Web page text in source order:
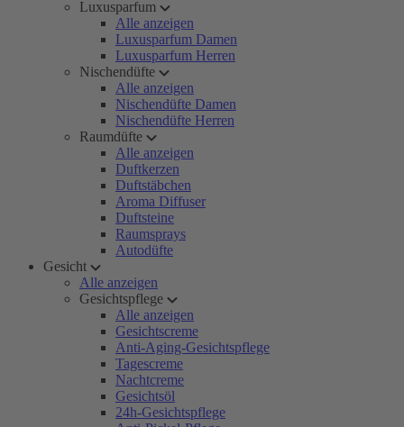
Luxusparfum
Alle anzeigen
Luxusparfum Damen
Luxusparfum Herren
Nischendüfte
Alle anzeigen
Nischendüfte Damen
Nischendüfte Herren
Raumdüfte
Alle anzeigen
Duftkerzen
Duftstäbchen
Aroma Diffuser
Duftsteine
Raumsprays
Autodüfte
Gesicht
Alle anzeigen
Gesichtspflege
Alle anzeigen
Gesichtscreme
Anti-Aging-Gesichtspflege
Tagescreme
Nachtcreme
Gesichtsöl
24h-Gesichtspflege